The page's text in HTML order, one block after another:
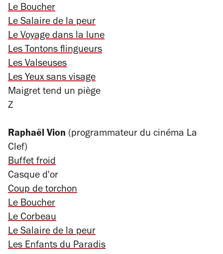
Le Boucher
Le Salaire de la peur
Le Voyage dans la lune
Les Tontons flingueurs
Les Valseuses
Les Yeux sans visage
Maigret tend un piège
Z
Raphaël Vion (programmateur du cinéma La
Clef)
Buffet froid
Casque d'or
Coup de torchon
Le Boucher
Le Corbeau
Le Salaire de la peur
Les Enfants du Paradis